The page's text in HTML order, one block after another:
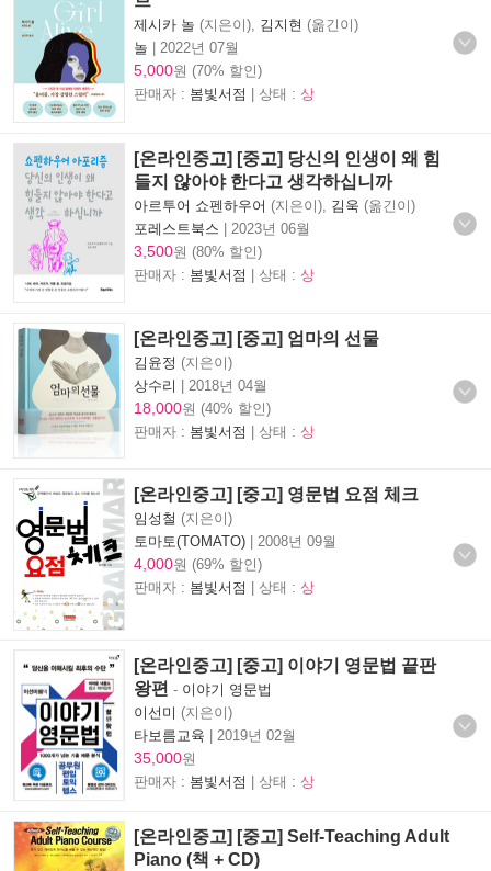
제시카 놀 (지은이), 김지현 (옮긴이)
놀 | 2022년 07월
5,000원 (70% 할인)
판매자 : 봄빛서점 | 상태 : 상
[온라인중고] [중고] 당신의 인생이 왜 힘
들지 않아야 한다고 생각하십니까
아르투어 쇼펜하우어 (지은이), 김욱 (옮긴이)
포레스트북스 | 2023년 06월
3,500원 (80% 할인)
판매자 : 봄빛서점 | 상태 : 상
[온라인중고] [중고] 엄마의 선물
김윤정 (지은이)
상수리 | 2018년 04월
18,000원 (40% 할인)
판매자 : 봄빛서점 | 상태 : 상
[온라인중고] [중고] 영문법 요점 체크
임성철 (지은이)
토마토(TOMATO) | 2008년 09월
4,000원 (69% 할인)
판매자 : 봄빛서점 | 상태 : 상
[온라인중고] [중고] 이야기 영문법 끝판
왕편 - 이야기 영문법
이선미 (지은이)
타보름교육 | 2019년 02월
35,000원
판매자 : 봄빛서점 | 상태 : 상
[온라인중고] [중고] Self-Teaching Adult
Piano (책 + CD)